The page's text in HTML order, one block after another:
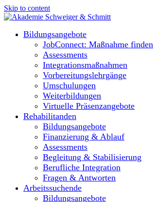
Skip to content
Bildungsangebote
JobConnect: Maßnahme finden
Assessments
Integrationsmaßnahmen
Vorbereitungslehrgänge
Umschulungen
Weiterbildungen
Virtuelle Präsenzangebote
Rehabilitanden
Bildungsangebote
Finanzierung & Ablauf
Assessments
Begleitung & Stabilisierung
Berufliche Integration
Fragen & Antworten
Arbeitssuchende
Bildungsangebote